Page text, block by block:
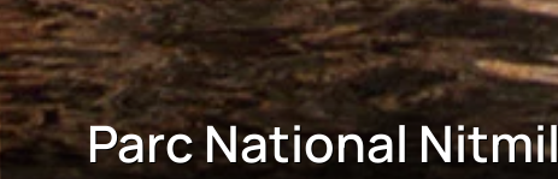
Parc National